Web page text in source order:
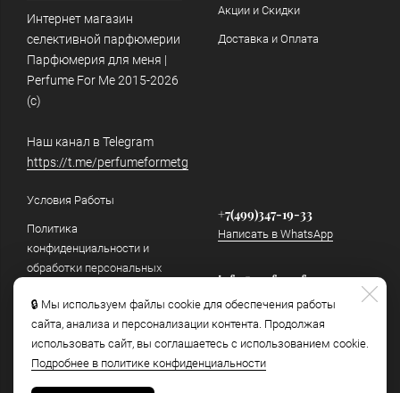
🔒 Мы используем файлы cookie для обеспечения работы
сайта, анализа и персонализации контента. Продолжая
использовать сайт, вы соглашаетесь с использованием cookie.
Подробнее в политике конфиденциальности
Интернет магазин
селективной парфюмерии
Парфюмерия для меня |
Perfume For Me 2015-2026
(c)
Наш канал в Telegram
https://t.me/perfumeformetg
Акции и Скидки
Доставка и Оплата
Условия Работы
Политика
конфиденциальности и
обработки персональных
Как отличить подделку
+7(499)347-19-33
Написать в WhatsApp
info@perfumeforme.ru
Написать в Telegram
Наш канал в Telegram
https://t.me/perfumeformetg